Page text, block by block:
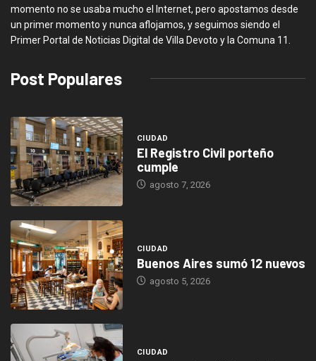
momento no se usaba mucho el Internet, pero apostamos desde
un primer momento y nunca aflojamos, y seguimos siendo el
Primer Portal de Noticias Digital de Villa Devoto y la Comuna 11.
Post Populares
CIUDAD
El Registro Civil porteño
cumple
agosto 7, 2026
CIUDAD
Buenos Aires sumó 12 nuevos
agosto 5, 2026
CIUDAD